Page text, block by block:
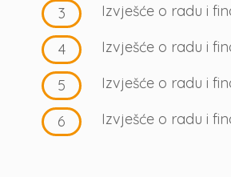
Izvješće o radu i
Izvješće o radu i
Izvješće o radu i
Izvješće o radu i